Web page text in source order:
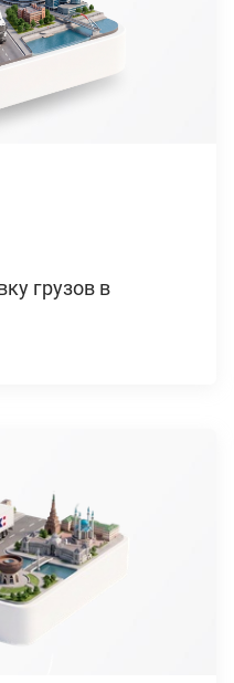
грузов в